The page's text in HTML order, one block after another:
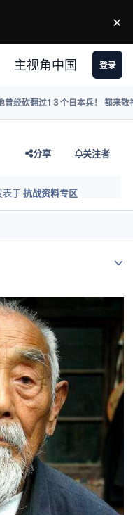
×
主视角中国 登录
曾经砍翻过1３个日本兵！ 都来敬
分享 关注者
表于抗战资料专区